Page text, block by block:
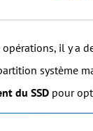
il y
système
du SSD pour